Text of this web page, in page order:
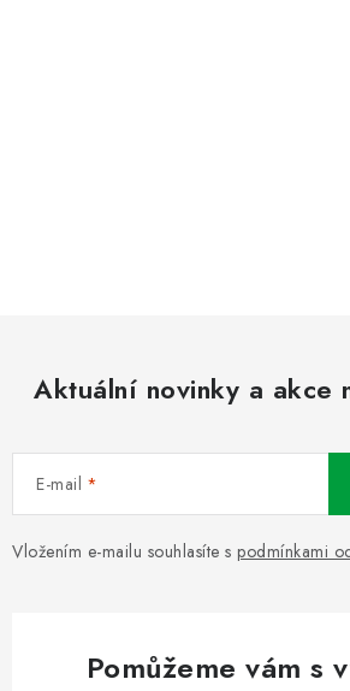
Aktuální novinky a akce
E-mail
Vložením e-mailu souhlasíte s podmínkami
Pomůžeme vám s